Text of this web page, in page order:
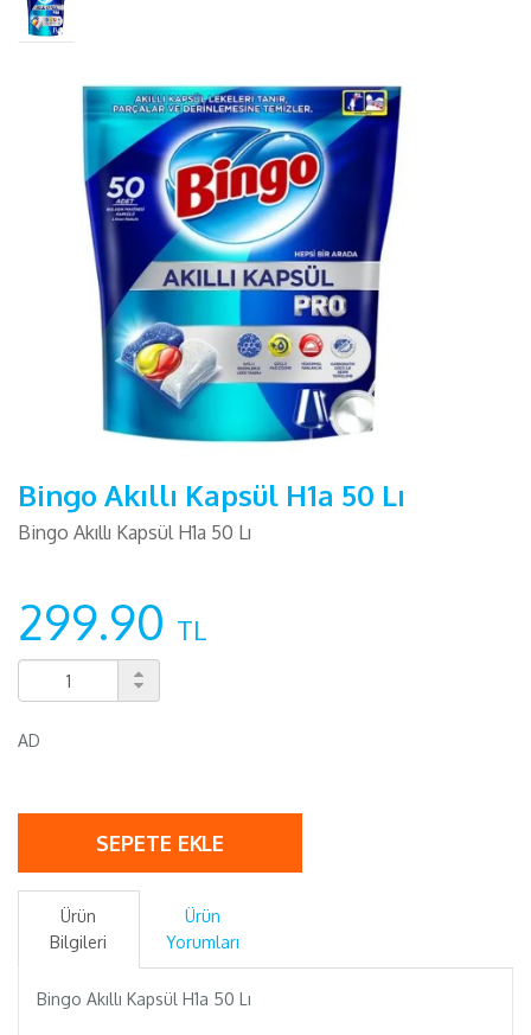
Bingo Akıllı Kapsül H1a 50 Lı
Bingo Akıllı Kapsül H1a 50 Lı
299.90 TL
AD
SEPETE EKLE
Ürün
Bilgileri
Ürün
Yorumları
Bingo Akıllı Kapsül H1a 50 Lı